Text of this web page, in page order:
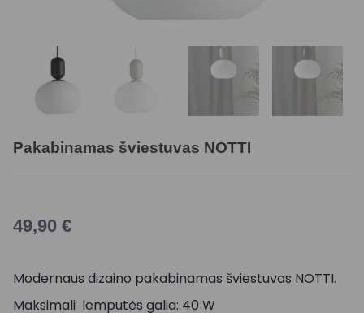
Pakabinamas šviestuvas NOTTI
49,90 €
Modernaus dizaino pakabinamas šviestuvas NOTTI.
Maksimali lemputės galia: 40 W